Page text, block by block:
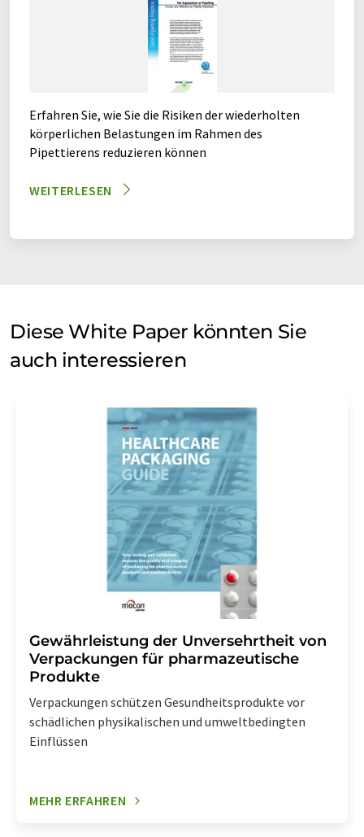
Erfahren Sie, wie Sie die Risiken der wiederholten
körperlichen Belastungen im Rahmen des
Pipettierens reduzieren können
WEITERLESEN
Diese White Paper könnten Sie
auch interessieren
Gewährleistung der Unversehrtheit von
Verpackungen für pharmazeutische
Produkte
Verpackungen schützen Gesundheitsprodukte vor
schädlichen physikalischen und umweltbedingten
Einflüssen
MEHR ERFAHREN